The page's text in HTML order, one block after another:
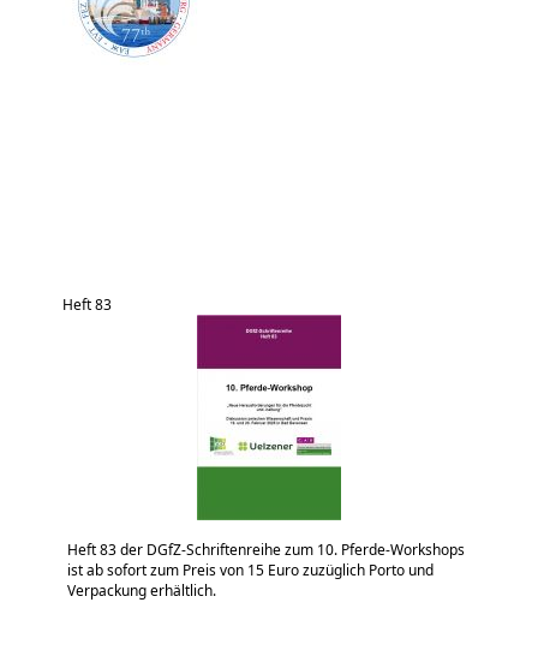
Heft 83
Heft 83 der DGfZ-Schriftenreihe zum 10. Pferde-Workshops
ist ab sofort zum Preis von 15 Euro zuzüglich Porto und
Verpackung erhältlich.